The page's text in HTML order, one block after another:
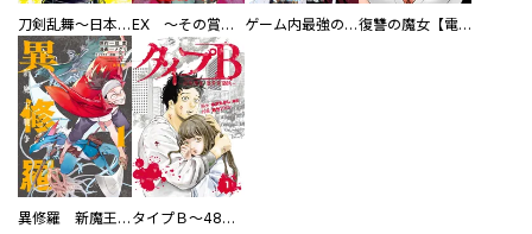
刀剣乱舞～日本号つれづれ酒～ EX ～その賞金稼ぎは、世界の出口を探す～【単行本版】 ゲーム内最強の『裏ボス』に転生したので、主人公の代わりに最速クリアを目指します！【電子単行本版】 復讐の魔女【電子単行本版】
異修羅 新魔王戦争 タイプＢ～48時間後、致死率100％～【単話】